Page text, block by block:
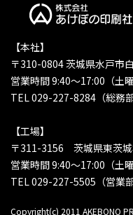
【本社】
〒310-0804 茨城県水戸市
営業時間 9:40〜17:00（土
TEL 029-227-8284（総務部
【工場】
〒311-3156 茨城県東茨
営業時間 9:40〜17:00（土
TEL 029-227-5505（営業部
Copyright(c) 2011 AKEBONO